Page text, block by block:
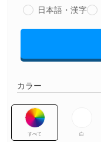
日本語・漢字
カラー
すべて 白